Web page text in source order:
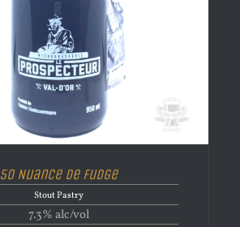
50 Nuance de Fudge
Stout Pastry
7.3% alc/vol